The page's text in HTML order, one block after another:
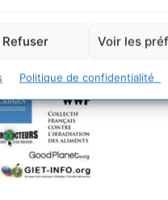
Refuser Voir les
Politique de confidentialité